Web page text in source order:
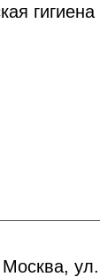
гигиена
Москва,